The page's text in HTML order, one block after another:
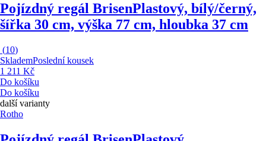
Pojízdný regál BrisenPlastový, bílý/černý,
šířka 30 cm, výška 77 cm, hloubka 37 cm
(10)
SklademPoslední kousek
1 211 Kč
Do košíku
Do košíku
další varianty
Rotho